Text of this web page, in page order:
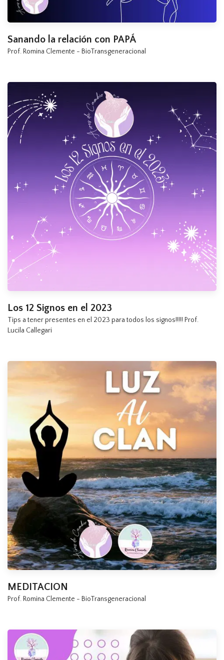
Sanando la relación con PAPÁ
Prof. Romina Clemente - BioTransgeneracional
Los 12 Signos en el 2023
Tips a tener presentes en el 2023 para todos los signos!!!!! Prof.
Lucila Callegari
MEDITACION
Prof. Romina Clemente - BioTransgeneracional